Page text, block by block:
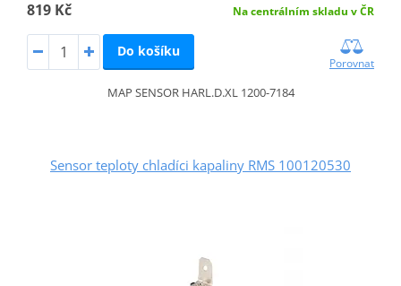
819 Kč Na centrálním skladu v ČR
Do košíku
Porovnat
MAP SENSOR HARL.D.XL 1200-7184
Sensor teploty chladíci kapaliny RMS 100120530